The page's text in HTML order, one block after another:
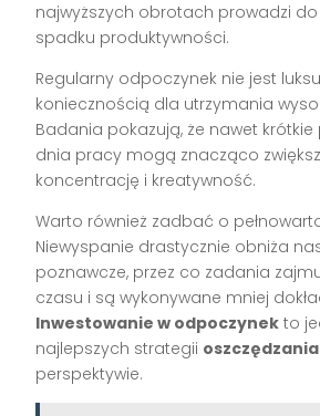
najwyższych obrotach prowadzi
spadku produktywności.
Regularny odpoczynek nie jest
koniecznością dla utrzymania
Badania pokazują, że nawet krótkie
dnia pracy mogą znacząco
koncentrację i kreatywność.
Warto również zadbać o
Niewyspanie drastycznie obniża
poznawcze, przez co zadania
czasu i są wykonywane mniej
Inwestowanie w odpoczynek to
najlepszych strategii
perspektywie.